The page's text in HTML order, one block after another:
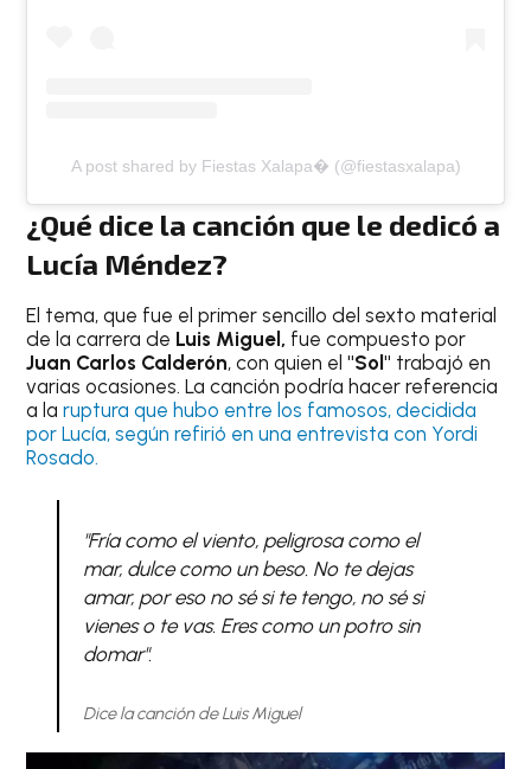
A post shared by Fiestas Xalapa� (@fiestasxalapa)
¿Qué dice la canción que le dedicó a
Lucía Méndez?
El tema, que fue el primer sencillo del sexto material
de la carrera de Luis Miguel, fue compuesto por
Juan Carlos Calderón, con quien el"Sol" trabajó en
varias ocasiones. La canción podría hacer referencia
a la ruptura que hubo entre los famosos, decidida
por Lucía, según refirió en una entrevista con Yordi
Rosado.
"Fría como el viento, peligrosa como el
mar, dulce como un beso. No te dejas
amar, por eso no sé si te tengo, no sé si
vienes o te vas. Eres como un potro sin
domar".
Dice la canción de Luis Miguel